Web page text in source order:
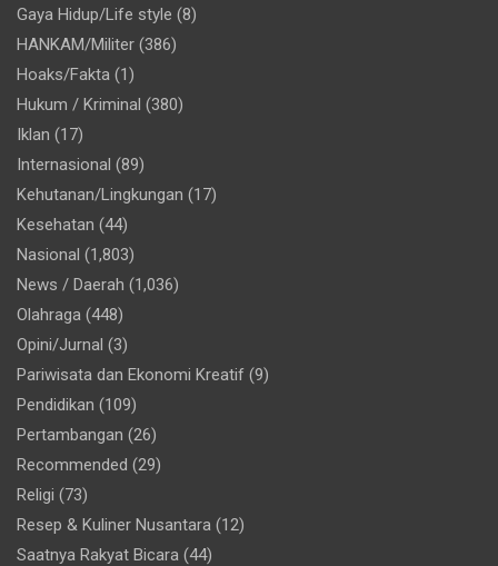
Gaya Hidup/Life style (8)
HANKAM/Militer (386)
Hoaks/Fakta (1)
Hukum / Kriminal (380)
Iklan (17)
Internasional (89)
Kehutanan/Lingkungan (17)
Kesehatan (44)
Nasional (1,803)
News / Daerah (1,036)
Olahraga (448)
Opini/Jurnal (3)
Pariwisata dan Ekonomi Kreatif (9)
Pendidikan (109)
Pertambangan (26)
Recommended (29)
Religi (73)
Resep & Kuliner Nusantara (12)
Saatnya Rakyat Bicara (44)